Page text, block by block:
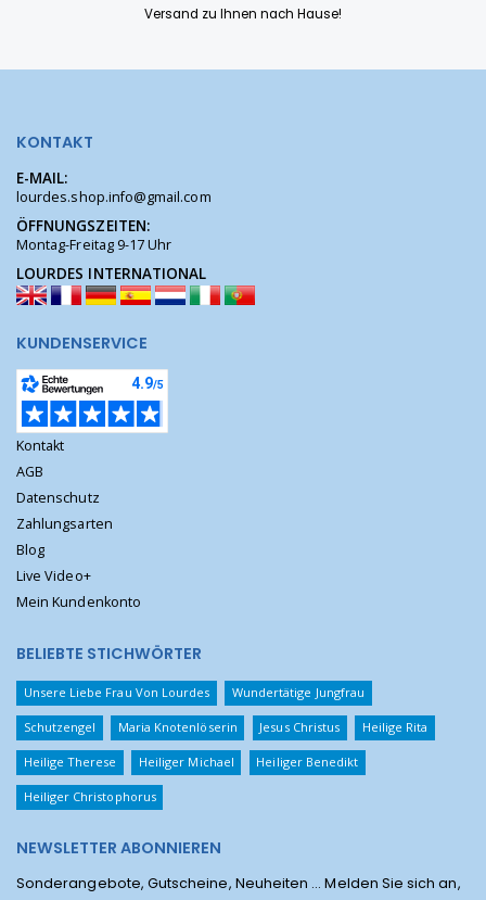
Versand zu Ihnen nach Hause!
KONTAKT
E-MAIL:
lourdes.shop.info@gmail.com
ÖFFNUNGSZEITEN:
Montag-Freitag 9-17 Uhr
LOURDES INTERNATIONAL
KUNDENSERVICE
Kontakt
AGB
Datenschutz
Zahlungsarten
Blog
Live Video+
Mein Kundenkonto
BELIEBTE STICHWÖRTER
Unsere Liebe Frau Von Lourdes Wundertätige Jungfrau
Schutzengel Maria Knotenlöserin Jesus Christus Heilige Rita
Heilige Therese Heiliger Michael Heiliger Benedikt
Heiliger Christophorus
NEWSLETTER ABONNIEREN
Sonderangebote, Gutscheine, Neuheiten ... Melden Sie sich an,